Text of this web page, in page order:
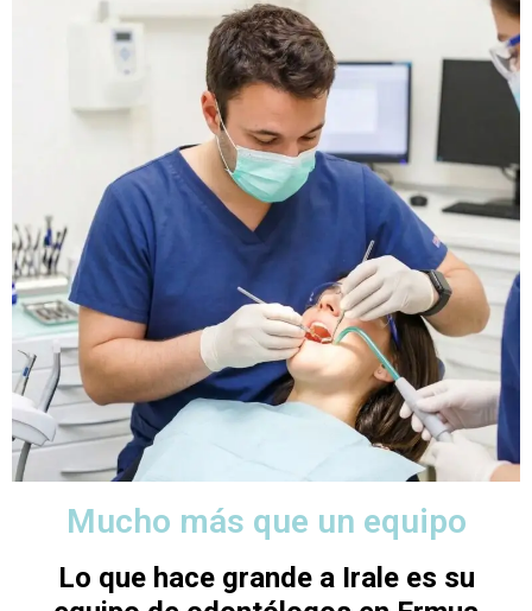
Mucho más que un equipo
Lo que hace grande a Irale es su